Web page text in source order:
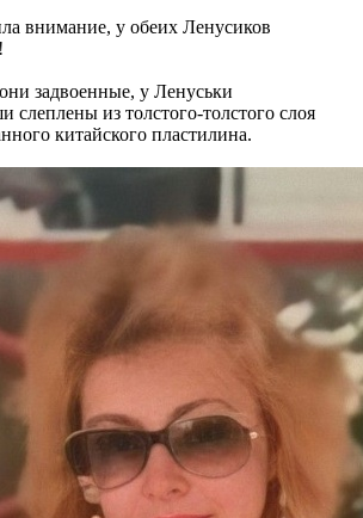
внимание, у обеих Ленусиков
задвоенные, у Ленуськи
слеплены из толстого-толстого слоя
китайского пластилина.